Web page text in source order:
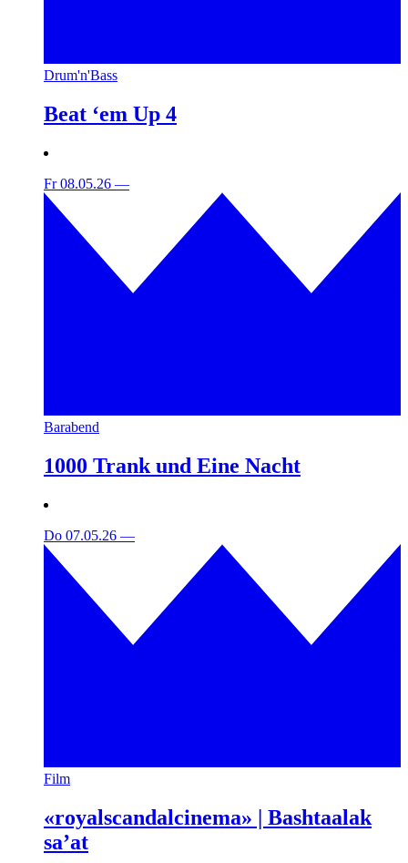
Drum'n'Bass
Beat ‘em Up 4
Fr 08.05.26 —
Barabend
1000 Trank und Eine Nacht
Do 07.05.26 —
Film
«royalscandalcinema» | Bashtaalak
sa’at